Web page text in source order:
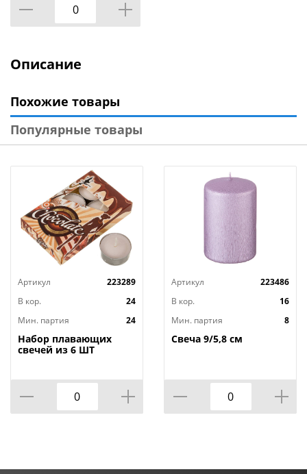
Описание
Похожие товары
Популярные товары
Артикул
223289
В кор.
24
Мин. партия
24
Набор плавающих
свечей из 6 ШТ
Артикул
223486
В кор.
16
Мин. партия
8
Свеча 9/5,8 см